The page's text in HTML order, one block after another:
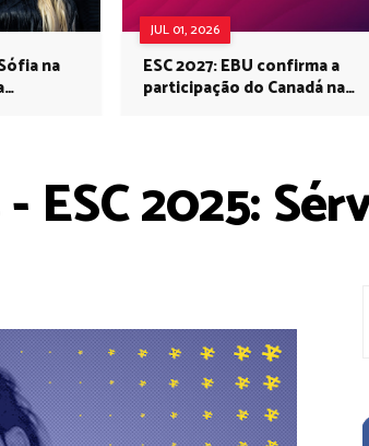
na
JUL 01, 2026
ESC 2027: EBU confirma a
participação do Canadá na
ESC 2025: